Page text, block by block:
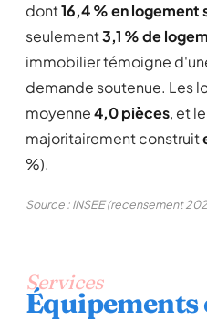
dont16,4 % en logement
seulement3,1 % de
immobilier témoigne
demande soutenue. Les
moyenne4,0 pièces, et
majoritairement construit
%).
Source : INSEE (recensement
Services
Équipements